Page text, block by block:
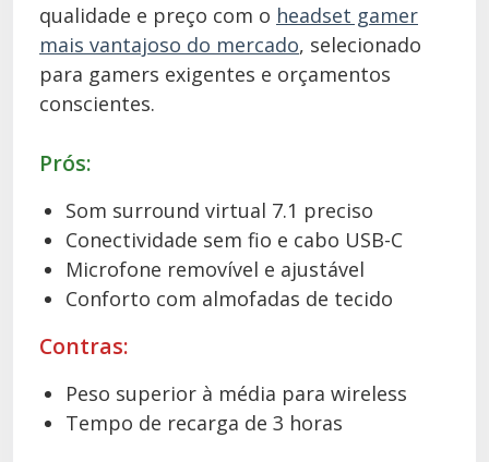
qualidade e preço com o headset gamer
mais vantajoso do mercado, selecionado
para gamers exigentes e orçamentos
conscientes.
Prós:
Som surround virtual 7.1 preciso
Conectividade sem fio e cabo USB-C
Microfone removível e ajustável
Conforto com almofadas de tecido
Contras:
Peso superior à média para wireless
Tempo de recarga de 3 horas